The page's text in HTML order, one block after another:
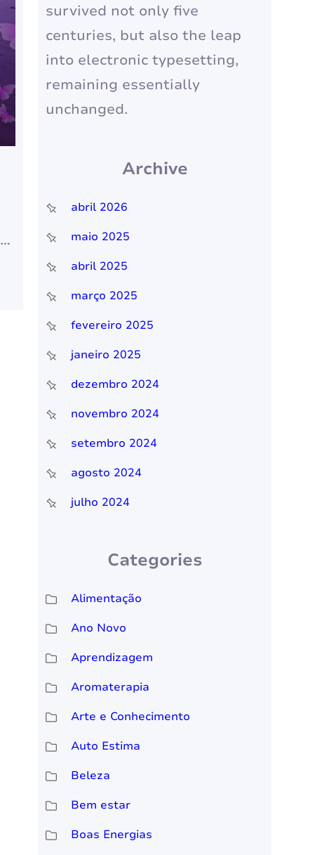
survived not only five
centuries, but also the leap
into electronic typesetting,
remaining essentially
unchanged.
Archive
abril 2026
maio 2025
abril 2025
março 2025
fevereiro 2025
janeiro 2025
dezembro 2024
novembro 2024
setembro 2024
agosto 2024
julho 2024
Categories
Alimentação
Ano Novo
Aprendizagem
Aromaterapia
Arte e Conhecimento
Auto Estima
Beleza
Bem estar
Boas Energias